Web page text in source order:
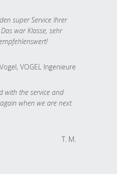
super Service Ihrer
war Klasse, sehr
VOGEL Ingenieure
with the service and
when we are next
T. M.